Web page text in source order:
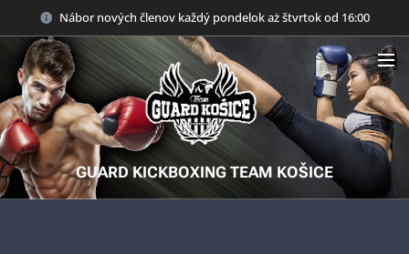
Nábor nových členov každý pondelok aż štvrtok od 16:00
GUARD KICKBOXING TEAM KOŠICE